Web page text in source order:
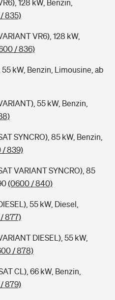
128 kW, Benzin,
835)
VR6), 128 kW,
/ 836)
55 kW, Benzin, Limousine, ab
55 kW, Benzin,
SYNCRO), 85 kW, Benzin,
/ 839)
VARIANT SYNCRO), 85
(0600 / 840)
55 kW, Diesel,
877)
DIESEL), 55 kW,
/ 878)
CL), 66 kW, Benzin,
879)